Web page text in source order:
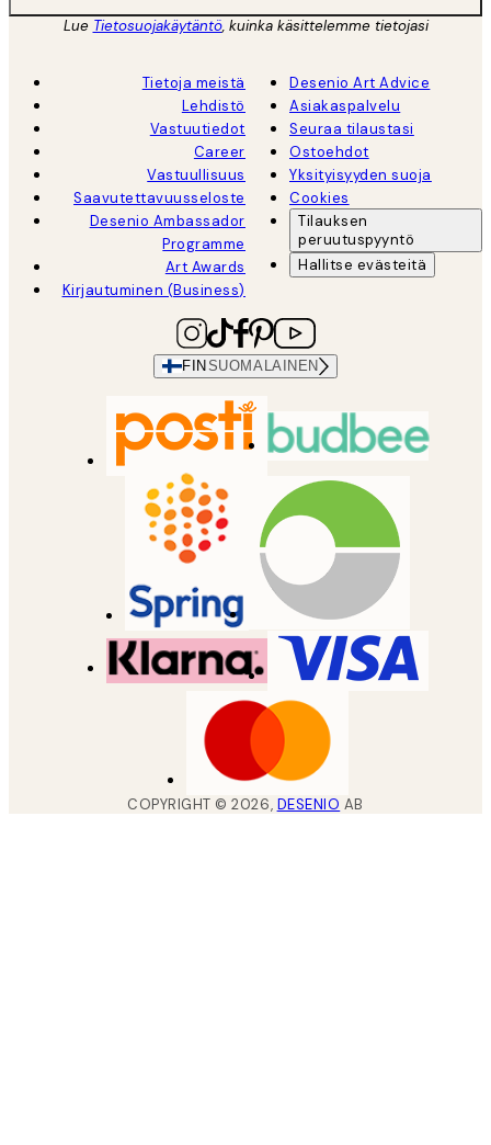
Lue Tietosuojakäytäntö, kuinka käsittelemme tietojasi
Tietoja meistä
Lehdistö
Vastuutiedot
Career
Vastuullisuus
Saavutettavuusseloste
Desenio Ambassador
Programme
Art Awards
Kirjautuminen (Business)
Desenio Art Advice
Asiakaspalvelu
Seuraa tilaustasi
Ostoehdot
Yksityisyyden suoja
Cookies
Tilauksen
peruutuspyyntö
Hallitse evästeitä
FIN SUOMALAINEN
COPYRIGHT ©2026, DESENIO AB